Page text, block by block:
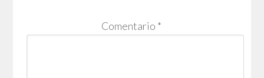
Comentario *